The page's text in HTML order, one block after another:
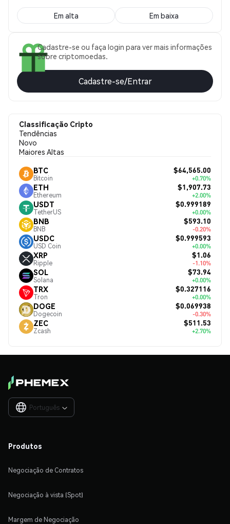
Em alta Em baixa
Cadastre-se ou faça login para ver mais informações
sobre criptomoedas.
Cadastre-se/Entrar
Classificação Cripto
Tendências
Novo
Maiores Altas
BTC
Bitcoin
$64,565.00
+0.70%
ETH
Ethereum
$1,907.73
+2.00%
USDT
TetherUS
$0.999189
+0.00%
BNB
BNB
$593.10
-0.20%
USDC
USD Coin
$0.999593
+0.00%
XRP
Ripple
$1.06
-1.10%
SOL
Solana
$73.94
+0.00%
TRX
Tron
$0.327116
+0.00%
DOGE
Dogecoin
$0.069938
-0.30%
ZEC
Zcash
$511.53
+2.70%
Português 
Produtos
Negociação de Contratos
Negociação à vista (Spot)
Margem de Negociação